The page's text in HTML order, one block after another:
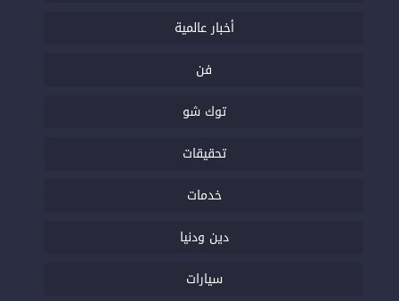
أخبار عالمية
فن
توك شو
تحقيقات
خدمات
دين ودنيا
سيارات